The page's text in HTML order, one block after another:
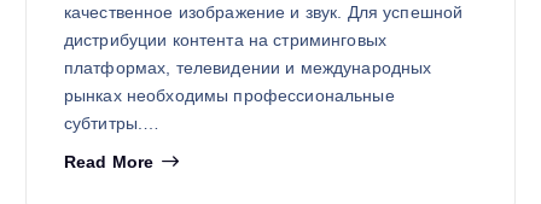
качественное изображение и звук. Для успешной
дистрибуции контента на стриминговых
платформах, телевидении и международных
рынках необходимы профессиональные
субтитры.…
Read More